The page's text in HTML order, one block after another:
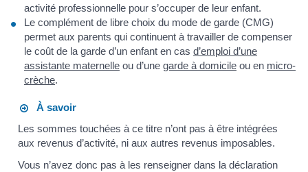
activité professionnelle pour s’occuper de leur enfant.
Le complément de libre choix du mode de garde (CMG)
permet aux parents qui continuent à travailler de compenser
le coût de la garde d’un enfant en cas d’emploi d’une
assistante maternelle ou d’une garde à domicile ou en micro-
crèche.
À savoir
Les sommes touchées à ce titre n’ont pas à être intégrées
aux revenus d’activité, ni aux autres revenus imposables.
Vous n’avez donc pas à les renseigner dans la déclaration